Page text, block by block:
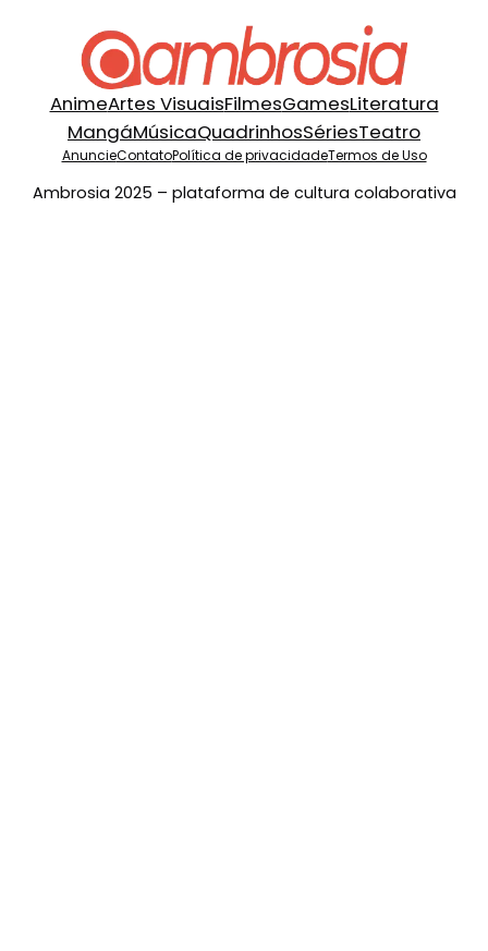
AnimeArtes VisuaisFilmesGamesLiteratura
MangáMúsicaQuadrinhosSériesTeatro
AnuncieContatoPolítica de privacidadeTermos de Uso
Ambrosia 2025 – plataforma de cultura colaborativa